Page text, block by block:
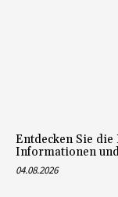
Entdecken Sie
Informationen
04.08.2026